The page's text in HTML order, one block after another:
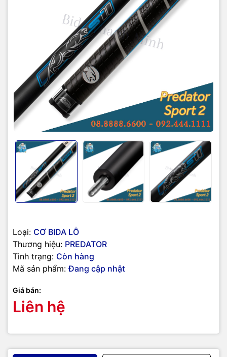
Loại: CƠ BIDA LỖ
Thương hiệu: PREDATOR
Tình trạng: Còn hàng
Mã sản phẩm: Đang cập nhật
Giá bán:
Liên hệ